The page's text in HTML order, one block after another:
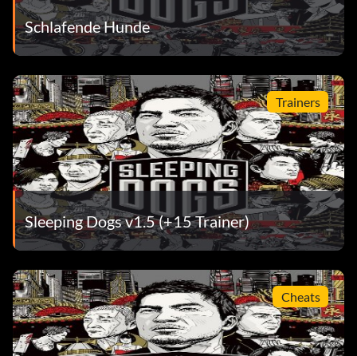
Schlafende Hunde
Trainers
Sleeping Dogs v1.5 (+15 Trainer)
Cheats